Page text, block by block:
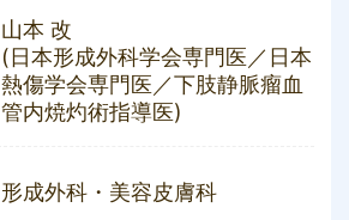
山本 改
(日本形成外科学会専門医／日本
熱傷学会専門医／下肢静脈瘤血
管内焼灼術指導医)
形成外科・美容皮膚科